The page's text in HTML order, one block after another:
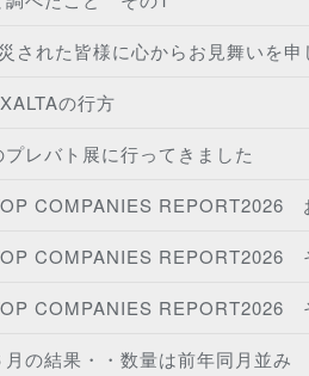
された皆様に心からお見舞いを申
の行方
レバト展に行ってきました
COMPANIES REPORT2026
COMPANIES REPORT2026
COMPANIES REPORT2026
の結果・・数量は前年同月並み